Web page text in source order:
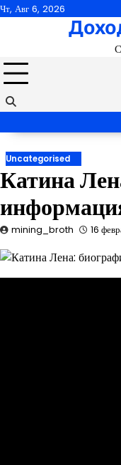
Перейти
Чт, Авг 6, 2026
Uncategorised
Катина
mining_broth 16